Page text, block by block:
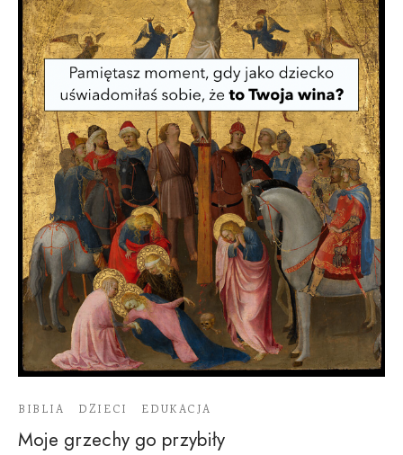
BIBLIA DZIECI EDUKACJA
Moje grzechy go przybiły